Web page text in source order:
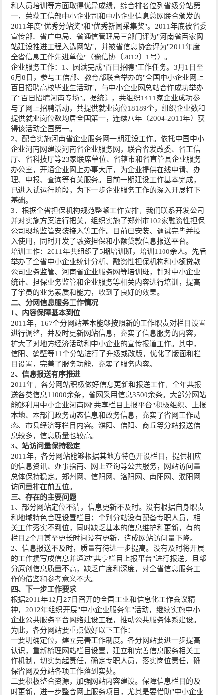
和人员培训等方面取得优异成绩，综合排名位列省级分站第
一，荣获工信部中小企业司和中小企业信息总网联合颁发的
2011年度"优秀分站奖"和"优秀新闻采集奖"。2011年底被省委
宣传部、省广电局、省通信管理局三部门评为"河南省百家网
站建设推进工程入选网站"，并被省信息协会评为"2011年度
全省信息工作先进单位"（豫信协〔2012〕1号）。
企业服务工作：1、圆满完成"百日招聘"工作任务。3月1日至
6月8日，参与工信部、教育部联合举办的"全国中小企业网上
百日招聘高校毕业生活动"，与中小企业网总站合作成功举办
了"百日招聘河南专场"。据统计，共组织1411家企业成功参
与了网上招聘活动，共提供就业岗位18189个，组织企业数和
提供就业岗位数均居全国第一，连续八年（2004-2011年）获
得该活动全国第一。
2、配合实施河南省企业服务网一期建设工作。依托中国中小
企业河南网建设河南省企业服务网，联合省发改委、省工信
厅、省科技厅等23家联席单位、省辖市和省直管县企业服务
办公室，开通企业网上办事大厅，为企业提供在线申请、办
理、申报、查询等有关服务。目前一期建设工作基本完成，
已进入试运行阶段，为下一步企业服务工作的深入开展打下
基础。
3、根据全省担保机构规范整顿工作安排，我们联系开发公司
并对实施方案进行把关，组织实施了郑州市102家融资性担保
公司现场监管安装接入等工作。目前已安装、调试完毕并投
入使用，同时开发了融资担保和小额贷款信息报送平台。
培训工作：2011年共组织了5期培训班，培训1100余人。先后
举办了全省中小企业统计分析、融资性担保机构和小额贷款
公司业务监管、河南省企业服务网等培训班，针对中小企业
统计、担保业务监管和企业服务等相关内容进行培训，提高
了学员的业务素质和能力，收到了良好的效果。
二、分网信息服务工作情况
1、内容保障基本到位
2011年，167个分网站基本能够按照新的工作职责对栏目设置
进行调整，并及时更新网站信息，充实了信息服务的内容，
扩大了对地方经济活动和中小企业的宣传报道工作。其中，
信阳、鹤壁等11个分站进行了升级或改版，优化了版面和栏
目设置，完善了服务功能，充实了服务内容。
2、信息报送有序推进
2011年，各分网站积极做好信息更新和报送工作，全年共报
送各类信息11000余条，省网采用信息3500余条。大部分网站
能够利用中小企业河南网"共享栏目上报平台"积极组织、上报
本地、本部门政务动态信息和政务信息，充实了省网工作动
态、市县经济等栏目内容。濮阳、信阳、商丘等分站报送信
息较多，信息质量也较高。
3、站访问量保持稳定
2011年，各分网站能够根据其地方特色开设栏目，提供相应
的信息资讯、办事指南、网上查询等公共服务，网站访问量
总体保持稳定。郑州网、信阳网、洛阳网、南阳网、濮阳网
访问量排在前五位。
三、存在的主要问题
1、部分网站定位不清，信息更新不及时。没有根据自身职责
和地域特色合理设置栏目；个别分站没有配备专职人员，相
关工作落实不到位，同时缺乏基本的信息维护和更新，有的
栏目2个月甚至更长时间没有更新，造成网站访问量下降。
2、信息报送不及时，质量有待进一步提高。没有及时将开展
的工作撰写成信息并通过"共享栏目上报平台"进行报送，且部
分原创信息质量不高，缺乏广度和深度，对全省信息服务工
作的借鉴和参考意义不大。
四、下一步工作要求
根据2011年12月27日召开的全国工业和信息化工作会议精
神，2012年组织开展"中小企业服务年"活动，继续实施中小
企业公共服务平台网络建设工程，推动公共服务体系建设。
为此，各分网站要重点做好以下工作：
一要明确定位，建立完善工作制度。各分网站要进一步提高
认识，重新梳理网站栏目设置，建立和完善信息服务相关工
作机制，切实负起责任，确定专职人员，落实岗位责任，确
保省网及分站各项工作落到实处。
二要积极整合资源，加强网站内容建设。保障信息栏目的及
时更新，进一步整合网上服务项目，尤其是要借助"中小企业